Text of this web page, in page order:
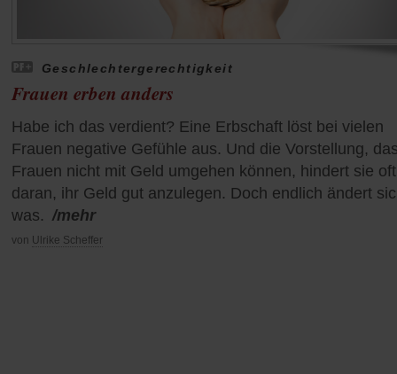
Geschlechtergerechtigkeit
Frauen erben anders
Habe ich das verdient? Eine Erbschaft löst bei vielen
Frauen negative Gefühle aus. Und die Vorstellung,
Frauen nicht mit Geld umgehen können, hindert sie oft
daran, ihr Geld gut anzulegen. Doch endlich ändert
was. /mehr
von Ulrike Scheffer